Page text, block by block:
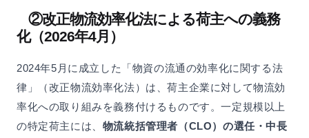
②改正物流効率化法による荷主への義務
化（2026年4月）
2024年5月に成立した「物資の流通の効率化に関する法
律」（改正物流効率化法）は、荷主企業に対して物流効
率化への取り組みを義務付けるものです。一定規模以上
の特定荷主には、 物流統括管理者（CLO）の選任・中長